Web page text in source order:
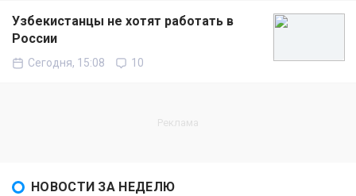
Узбекистанцы не хотят работать в
России
Сегодня, 15:08 10
НОВОСТИ ЗА НЕДЕЛЮ